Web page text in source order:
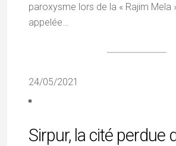
paroxysme lors de la « Rajim Mela
appelée…
24/05/2021
Sirpur, la cité perdue